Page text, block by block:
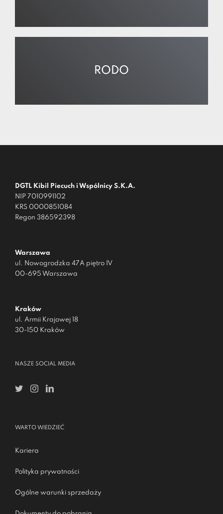
RODO
DGTL Kibil Piecuch i Wspólnicy S.K.A.
NIP 7010991102
KRS 0000851084
Regon 386592398
Warszawa
ul. Nowogrodzka 47A piętro IV
00-695 Warszawa
Kraków
ul. Armii Krajowej 18
30-150 Kraków
NASZE SOCIAL MEDIA
WARTO WIEDZIEĆ
Kariera
Polityka prywatności
Ogólne warunki sprzedaży